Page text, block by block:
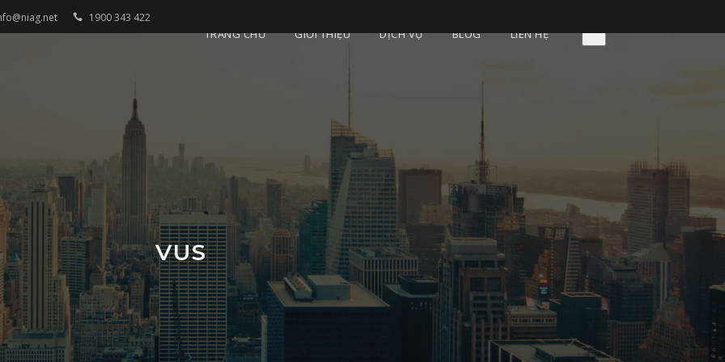
1900 343 422
TRANG CHỦ GIỚI THIỆU DỊCH VỤ BLOG LIÊN HỆ
VUS